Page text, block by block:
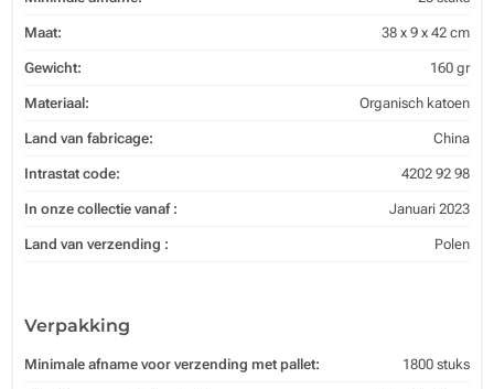
Maat: 38 x 9 x 42 cm
Gewicht: 160 gr
Materiaal: Organisch katoen
Land van fabricage: China
Intrastat code: 4202 92 98
In onze collectie vanaf : Januari 2023
Land van verzending : Polen
Verpakking
Minimale afname voor verzending met pallet: 1800 stuks